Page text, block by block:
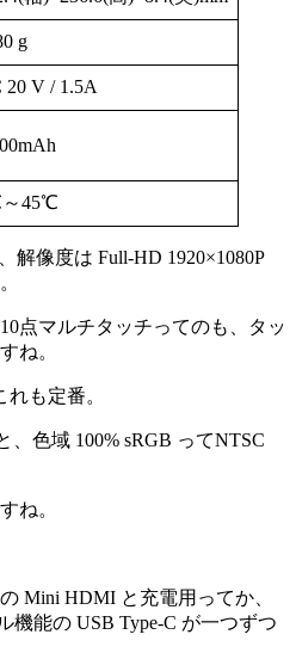
g
20 V / 1.5A
45℃
解像度は Full-HD 1920×1080P
点マルチタッチってのも、タッ
ね。
も定番。
、色域 100% sRGB ってNTSC
ね。
Mini HDMI と充電用ってか、
機能の USB Type-C が一つずつ